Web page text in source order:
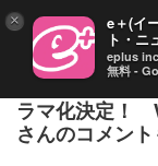
コミック累計
ラマ化決定！
さんのコメン
× e＋(イ
ト・ニ
eplus
無料 -